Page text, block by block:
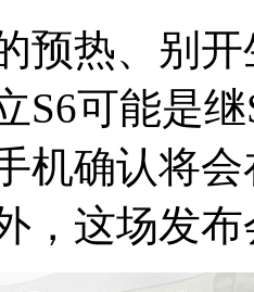
预热、别
S6可能是
机确认将
，这场发布